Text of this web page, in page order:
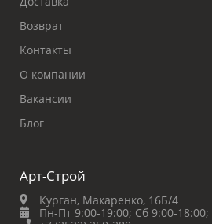
Возврат
Контакты
О компании
Вакансии
Блог
Арт-Строй
Курган, Макаренко, 16Б/4
Пн-Пт 9:00-19:00; Сб 9:00-18:00;